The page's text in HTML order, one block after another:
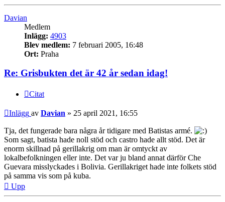
Davian
Medlem
Inlägg: 4903
Blev medlem: 7 februari 2005, 16:48
Ort: Praha
Re: Grisbukten det är 42 år sedan idag!
Citat
Inlägg av Davian » 25 april 2021, 16:55
Tja, det fungerade bara några år tidigare med Batistas armé.
Som sagt, batista hade noll stöd och castro hade allt stöd. Det är
enorm skillnad på gerillakrig om man är omtyckt av
lokalbefolkningen eller inte. Det var ju bland annat därför Che
Guevara misslyckades i Bolivia. Gerillakriget hade inte folkets stöd
på samma vis som på kuba.
Upp